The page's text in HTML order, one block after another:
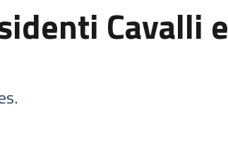
Cavalli e